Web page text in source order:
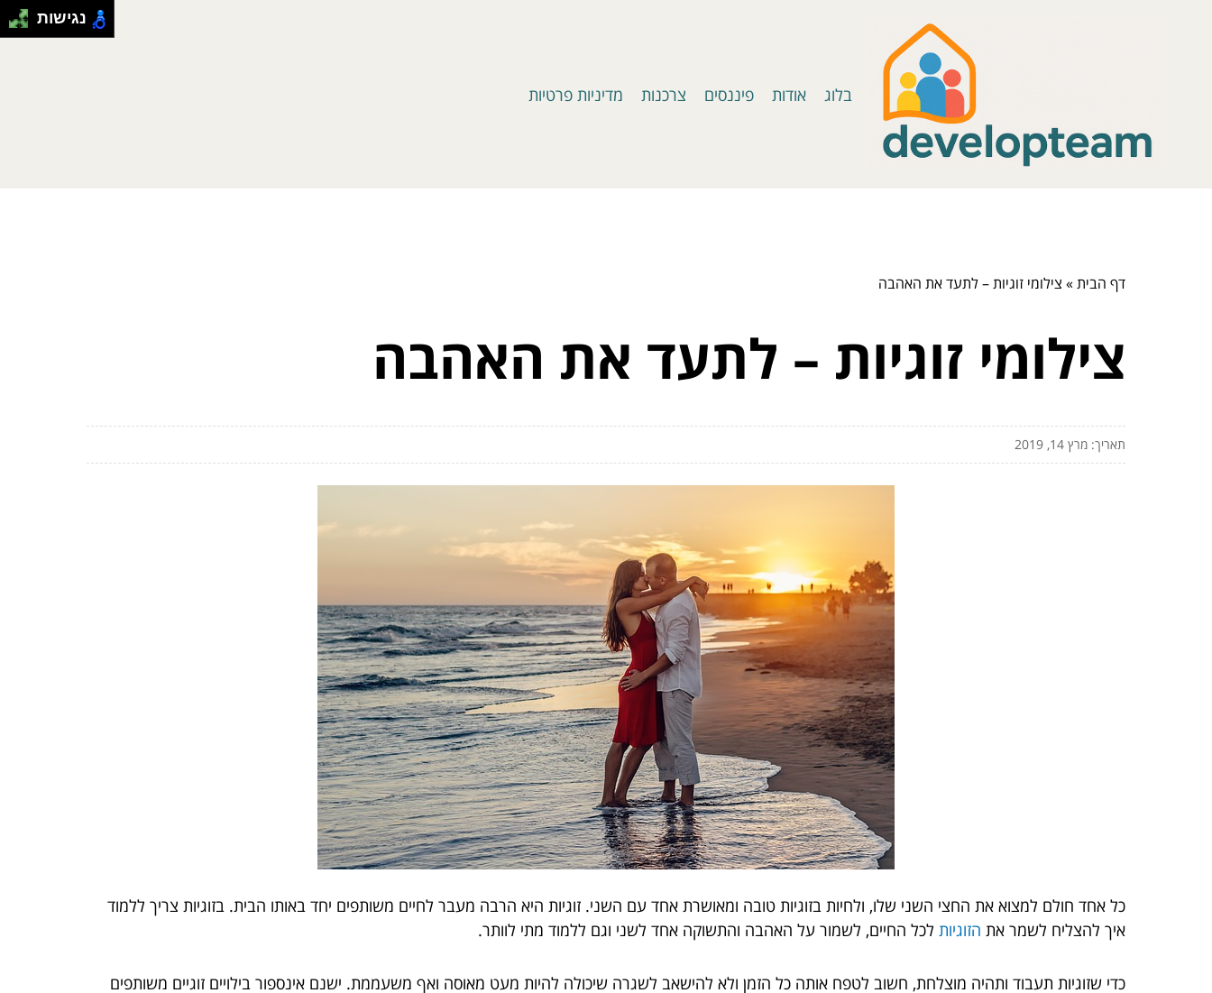
בלוג אודות פיננסים צרכנות מדיניות פרטיות
דף הבית» צילומי זוגיות – לתעד את האהבה
צילומי זוגיות – לתעד את האהבה
תאריך: מרץ 14, 2019
כל אחד חולם למצוא את החצי השני שלו, ולחיות בזוגיות טובה ומאושרת אחד עם השני. זוגיות היא הרבה מעבר לחיים משותפים יחד באותו הבית. בזוגיות צריך ללמוד
איך להצליח לשמר את הזוגיות לכל החיים, לשמור על האהבה והתשוקה אחד לשני וגם ללמוד מתי לוותר.
כדי שזוגיות תעבוד ותהיה מוצלחת, חשוב לטפח אותה כל הזמן ולא להישאב לשגרה שיכולה להיות מעט מאוסה ואף משעממת. ישנם אינספור בילויים זוגיים משותפים
נגישות